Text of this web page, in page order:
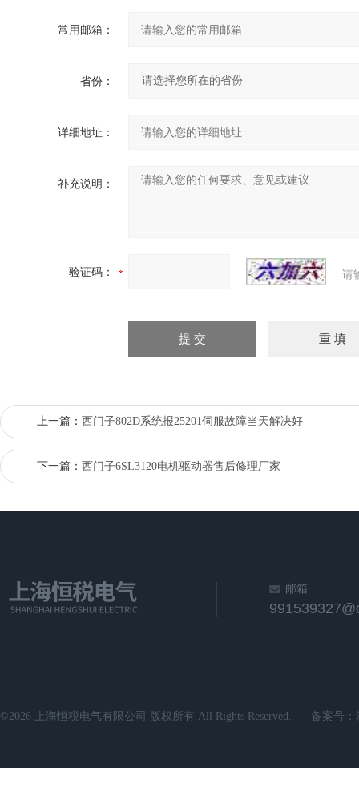
常用邮箱：
省份：
详细地址：
补充说明：
验证码： 请
上一篇： 西门子802D系统报25201伺服故障当天解决好
下一篇： 西门子6SL3120电机驱动器售后修理厂家
邮箱
©2026 上海恒税电气有限公司 版权所有 All Rights Reserved. 备案号：